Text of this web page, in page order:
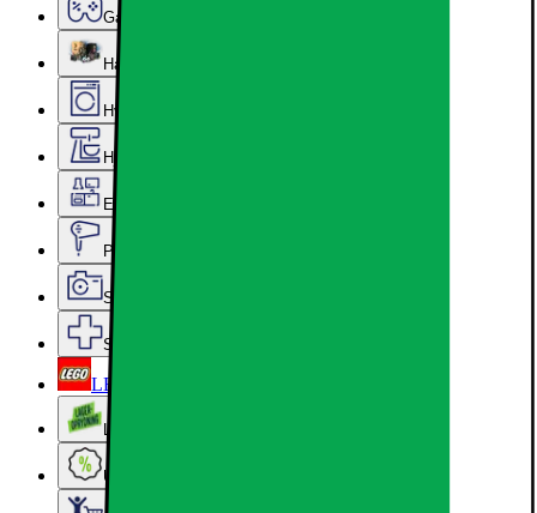
Gaming
Hardware
Hvidevarer
Hjem, Rengøring & Køkkenudstyr
Epoq køkken & bryggers
Personlig pleje, Skønhed & Velvære
Sport, Fritid & Hobby
Services & tilbehør
LEGO
Lageroprydning
Ugens tilbud - og andre gode priser